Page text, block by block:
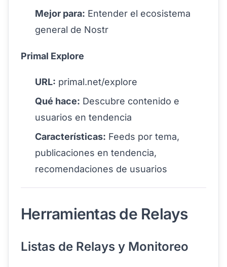
Mejor para: Entender el ecosistema
general de Nostr
Primal Explore
URL: primal.net/explore
Qué hace: Descubre contenido e
usuarios en tendencia
Características: Feeds por tema,
publicaciones en tendencia,
recomendaciones de usuarios
Herramientas de Relays
Listas de Relays y Monitoreo